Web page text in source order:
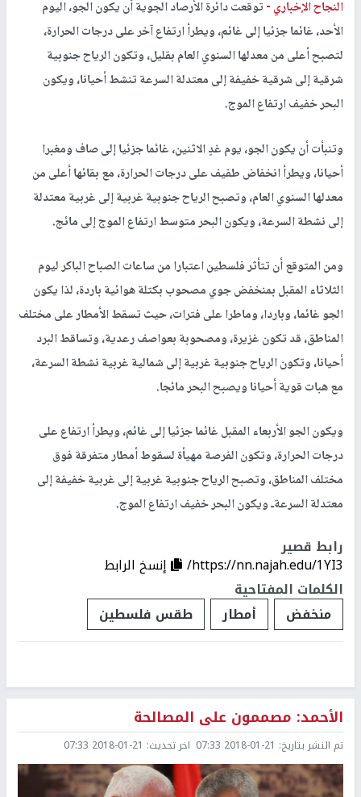
النجاح الإخباري -توقعت دائرة الأرصاد الجوية أن يكون الجو، اليوم
الأحد، غائما جزئيا إلى غائم، ويطرأ ارتفاع آخر على درجات الحرارة،
لتصبح أعلى من معدلها السنوي العام بقليل، وتكون الرياح جنوبية
شرقية إلى شرقية خفيفة إلى معتدلة السرعة تنشط أحيانا، ويكون
البحر خفيف ارتفاع الموج.
وتنبأت أن يكون الجو، يوم غدٍ الاثنين، غائما جزئيا إلى صاف ومغبرا
أحيانا، ويطرأ انخفاض طفيف على درجات الحرارة، مع بقائها أعلى من
معدلها السنوي العام، وتصبح الرياح جنوبية غربية إلى غربية معتدلة
إلى نشطة السرعة، ويكون البحر متوسط ارتفاع الموج إلى مائج.
ومن المتوقع أن تتأثر فلسطين اعتبارا من ساعات الصباح الباكر ليوم
الثلاثاء المقبل بمنخفض جوي مصحوب بكتلة هوائية باردة، لذا يكون
الجو غائما، وباردا، وماطرا على فترات، حيث تسقط الأمطار على مختلف
المناطق، قد تكون غزيرة، ومصحوبة بعواصف رعدية، وتساقط البرد
أحيانا، وتكون الرياح جنوبية غربية إلى شمالية غربية نشطة السرعة،
مع هبات قوية أحيانا ويصبح البحر مائجا.
ويكون الجو الأربعاء المقبل غائما جزئيا إلى غائم، ويطرأ ارتفاع على
درجات الحرارة، وتكون الفرصة مهيأة لسقوط أمطار متفرقة فوق
مختلف المناطق، وتصبح الرياح جنوبية غربية إلى غربية خفيفة إلى
معتدلة السرعةـ ويكون البحر خفيف ارتفاع الموج.
رابط قصير
https://nn.najah.edu/1YI3/
إنسخ الرابط
الكلمات المفتاحية
منخفض
أمطار طقس فلسطين
الأحمد: مصممون على المصالحة
تم النشر بتاريخ: 2018-01-21 07:33 اخر تحديث: 2018-01-21 07:33